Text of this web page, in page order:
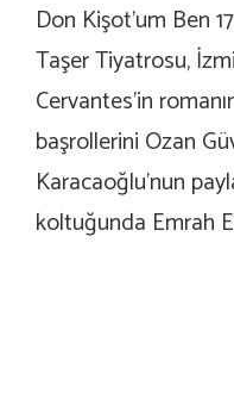
Don Kişot’um Ben
Taşer Tiyatrosu,
Cervantes’in
başrollerini Ozan
Karacaoğlu’nun
koltuğunda Emrah